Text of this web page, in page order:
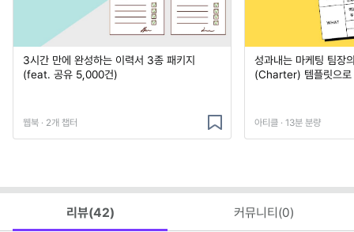
3시간 만에 완성하는 이력서 3종 패키지
(feat. 공유 5,000건)
웹북 · 2개 챕터
성과내는 마케팅 팀장
(Charter) 템플릿으로
아티클 · 13분 분량
리뷰(42) 커뮤니티(0)